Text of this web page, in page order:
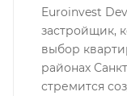
Euroinvest
застройщик,
выбор
районах
стремится